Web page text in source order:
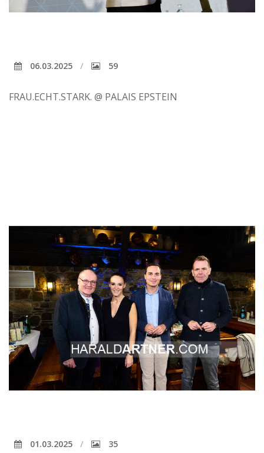
06.03.2025 59
FRAU.ECHT.STARK. @ PALAIS EPSTEIN
01.03.2025 35